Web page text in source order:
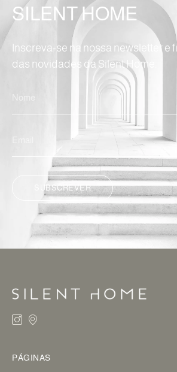
SILENT HOME
Inscreva-se na nossa newsletter e
das novidades da Silent Home.
SUBSCREVER
PÁGINAS